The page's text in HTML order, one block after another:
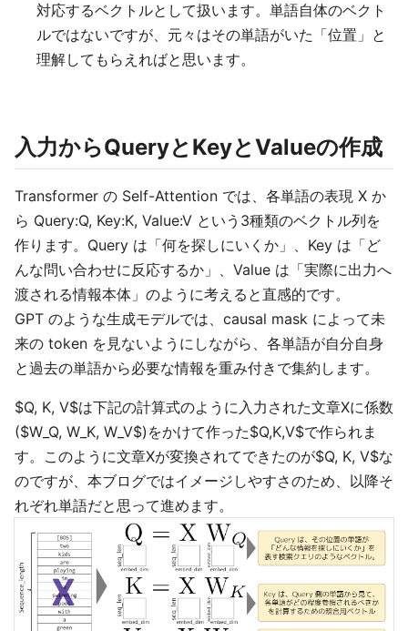
対応するベクトルとして扱います。単語自体のベクト
ルではないですが、元々はその単語がいた「位置」と
理解してもらえればと思います。
入力からQueryとKeyとValueの作成
Transformer の Self-Attention では、各単語の表現 X か
ら Query:Q, Key:K, Value:V という3種類のベクトル列を
作ります。Query は「何を探しにいくか」、Key は「ど
んな問い合わせに反応するか」、Value は「実際に出力へ
渡される情報本体」のように考えると直感的です。
GPT のような生成モデルでは、causal mask によって未
来の token を見ないようにしながら、各単語が自分自身
と過去の単語から必要な情報を重み付きで集約します。
$Q, K, V$は下記の計算式のように入力された文章Xに係数
($W_Q, W_K, W_V$)をかけて作った$Q,K,V$で作られま
す。このように文章Xが変換されてできたのが$Q, K, V$な
のですが、本ブログではイメージしやすさのため、以降そ
れぞれ単語だと思って進めます。